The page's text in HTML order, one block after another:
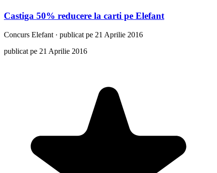
Castiga 50% reducere la carti pe Elefant
Concurs Elefant · publicat pe 21 Aprilie 2016
publicat pe 21 Aprilie 2016